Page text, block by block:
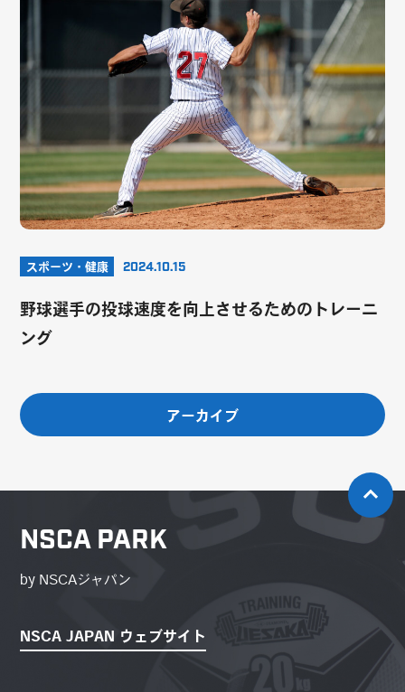
スポーツ・健康 2024.10.15
野球選手の投球速度を向上させるためのトレーニ
ング
アーカイブ
NSCA PARK
by NSCAジャパン
NSCA JAPAN ウェブサイト